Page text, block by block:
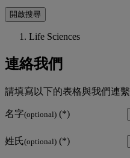
開啟搜尋
Life Sciences
連絡我們
請填寫以下的表格與我們連繫
名字(optional)
姓氏(optional)